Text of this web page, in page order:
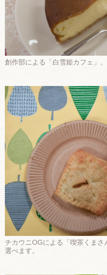
創作部による「白雪姫カフェ」
チカウニOGによる「喫茶くま
選べます。